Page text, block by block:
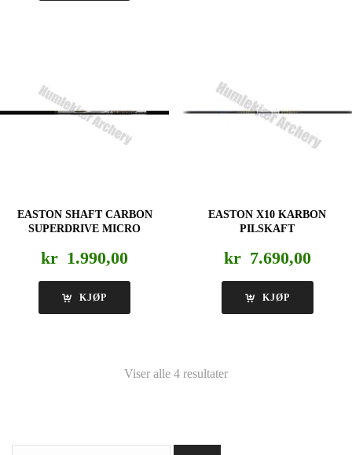
EASTON SHAFT CARBON
SUPERDRIVE MICRO
kr 1.990,00
KJØP
EASTON X10 KARBON
PILSKAFT
kr 7.690,00
KJØP
Viser alle 4 resultater